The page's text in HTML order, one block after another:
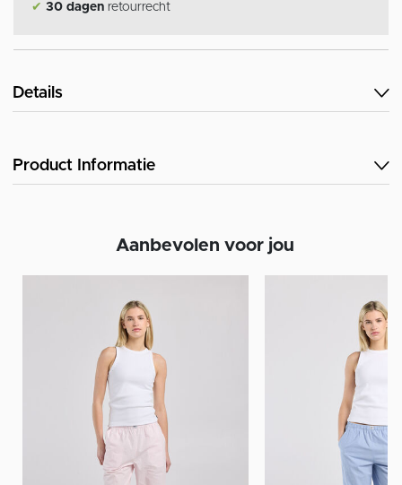
✔ 30 dagen retourrecht
Details
Product Informatie
Aanbevolen voor jou